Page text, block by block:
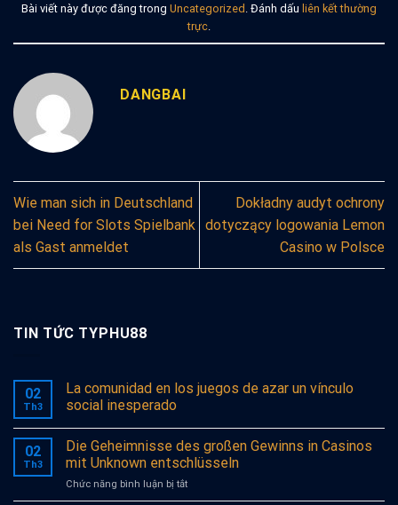
Bài viết này được đăng trong Uncategorized . Đánh dấu liên kết thường
trực.
DANGBAI
Wie man sich in Deutschland
bei Need for Slots Spielbank
als Gast anmeldet
Dokładny audyt ochrony
dotyczący logowania Lemon
Casino w Polsce
TIN TỨC TYPHU88
02
Th3
La comunidad en los juegos de azar un vínculo
social inesperado
02
Th3
Die Geheimnisse des großen Gewinns in Casinos
mit Unknown entschlüsseln
Chức năng bình luận bị tắtở
Die